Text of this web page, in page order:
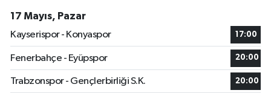
17 Mayıs, Pazar
Kayserispor - Konyaspor
17:00
Fenerbahçe - Eyüpspor 20:00
Trabzonspor - Gençlerbirliği S.K. 20:00